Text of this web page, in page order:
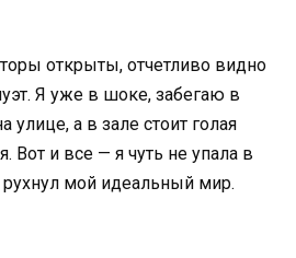
открыты, отчетливо видно
Я уже в шоке, забегаю в
улице, а в зале стоит голая
Вот и все — я чуть не упала в
рухнул мой идеальный мир.